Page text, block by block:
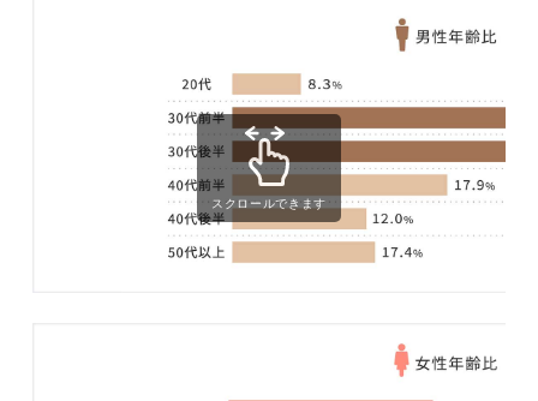
スクロールできます